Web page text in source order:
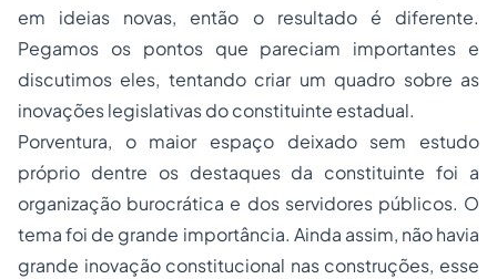
em ideias novas, então o resultado é diferente.
Pegamos os pontos que pareciam importantes e
discutimos eles, tentando criar um quadro sobre as
inovações legislativas do constituinte estadual.
Porventura, o maior espaço deixado sem estudo
próprio dentre os destaques da constituinte foi a
organização burocrática e dos servidores públicos. O
tema foi de grande importância. Ainda assim, não havia
grande inovação constitucional nas construções, esse